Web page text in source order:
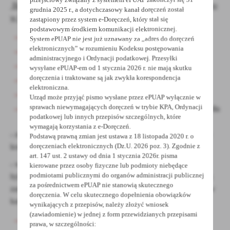
Budynek Zespołu Szkół Technicznych im. E. Kwiatkowskiego
w Grodzisku Wielkopolskim:
ocieplenie ścian zewnętrznych „starszej” części szkoły;
ocieplenie ścian fundamentowych;
ocieplenie stropodachu;
wymiana drzwi;
wymiana okien i luksferów;
modernizacja instalacji c.o. i c.w.u. wraz z wymianą źródła
ciepła obejmująca:
- zmiana sposobu wytwarzania c.w.u. na układ pompa ciepła i
kocił gazowy kondensacyjny
- wykonanie nowej technologii kotłowni opartej o układ
hybrydowy (montaż układu pomp ciepła typu powietrze/woda
zasilanych elektrycznie i kotła kondensacyjnego pracującego w
kaskadzie)
montaż instalacji fotowoltaicznej;
grudnia 2025 r., a dotychczasowy kanał doręczeń został
zastąpiony przez system e-Doręczeń, który stał się
podstawowym środkiem komunikacji elektronicznej.
System ePUAP nie jest już uznawany za „adres do doręczeń
elektronicznych” w rozumieniu Kodeksu postępowania
administracyjnego i Ordynacji podatkowej. Przesyłki
wysyłane ePUAP-em od 1 stycznia 2026 r. nie mają skutku
doręczenia i traktowane są jak zwykła korespondencja
elektroniczna.
Urząd może przyjąć pismo wysłane przez ePUAP wyłącznie w
sprawach niewymagających doręczeń w trybie KPA, Ordynacji
podatkowej lub innych przepisów szczególnych, które
wymagają korzystania z e-Doręczeń.
Podstawą prawną zmian jest ustawa z 18 listopada 2020 r. o
doręczeniach elektronicznych (Dz.U. 2026 poz. 3). Zgodnie z
art. 147 ust. 2 ustawy od dnia 1 stycznia 2026r. pisma
kierowane przez osoby fizyczne lub podmioty niebędące
podmiotami publicznymi do organów administracji publicznej
za pośrednictwem ePUAP nie stanowią skutecznego
doręczenia. W celu skutecznego dopełnienia obowiązków
wynikających z przepisów, należy złożyć wniosek
(zawiadomienie) w jednej z form przewidzianych przepisami
prawa, w szczególności: